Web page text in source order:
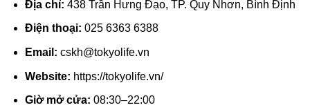
Địa chỉ: 438 Trần Hưng Đạo, TP. Quy Nhơn, Bình Định
Điện thoại: 025 6363 6388
Email: cskh@tokyolife.vn
Website: https://tokyolife.vn/
Giờ mở cửa: 08:30–22:00